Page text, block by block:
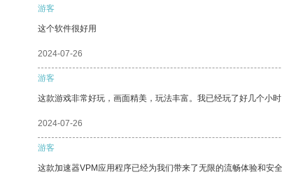
游客
这个软件很好用
2024-07-26
游客
这款游戏非常好玩，画面精美，玩法丰富。我已经玩了好几个小时
2024-07-26
游客
这款加速器VPM应用程序已经为我们带来了无限的流畅体验和安全